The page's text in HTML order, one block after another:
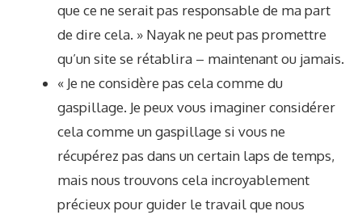
que ce ne serait pas responsable de ma part
de dire cela. » Nayak ne peut pas promettre
qu’un site se rétablira – maintenant ou jamais.
« Je ne considère pas cela comme du
gaspillage. Je peux vous imaginer considérer
cela comme un gaspillage si vous ne
récupérez pas dans un certain laps de temps,
mais nous trouvons cela incroyablement
précieux pour guider le travail que nous